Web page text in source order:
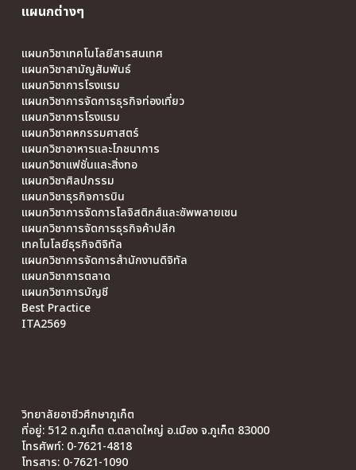
แผนกต่างๆ
แผนกวิชาเทคโนโลยีสารสนเทศ
แผนกวิชาสามัญสัมพันธ์
แผนกวิชาการโรงแรม
แผนกวิชาการจัดการธุรกิจท่องเที่ยว
แผนกวิชาการโรงแรม
แผนกวิชาคหกรรมศาสตร์
แผนกวิชาอาหารและโภชนาการ
แผนกวิชาแฟชั่นและสิ่งทอ
แผนกวิชาศิลปกรรม
แผนกวิชาธุรกิจการบิน
แผนกวิชาการจัดการโลจิสติกส์และซัพพลายเชน
แผนกวิชาการจัดการธุรกิจค้าปลีก
เทคโนโลยีธุรกิจดิจิทัล
แผนกวิชาการจัดการสำนักงานดิจิทัล
แผนกวิชาการตลาด
แผนกวิชาการบัญชี
Best Practice
ITA2569
วิทยาลัยอาชีวศึกษาภูเก็ต
ที่อยู่: 512 ถ.ภูเก็ต ต.ตลาดใหญ่ อ.เมือง จ.ภูเก็ต 83000
โทรศัพท์: 0-7621-4818
โทรสาร: 0-7621-1090